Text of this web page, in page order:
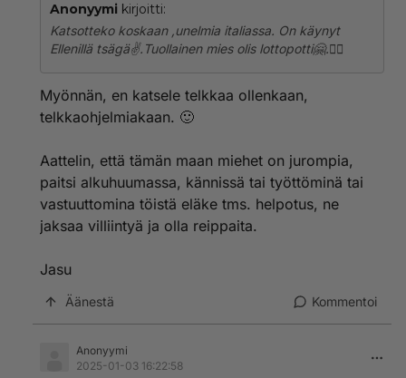
Anonyymi kirjoitti:
Katsotteko koskaan ,unelmia italiassa. On käynyt
Ellenillä tsägä✌.Tuollainen mies olis lottopotti🤗.🤷‍♀️
Myönnän, en katsele telkkaa ollenkaan,
telkkaohjelmiakaan. 🙂
Aattelin, että tämän maan miehet on jurompia,
paitsi alkuhuumassa, kännissä tai työttöminä tai
vastuuttomina töistä eläke tms. helpotus, ne
jaksaa villiintyä ja olla reippaita.
Jasu
Äänestä Kommentoi
Anonyymi
2025-01-03 16:22:58